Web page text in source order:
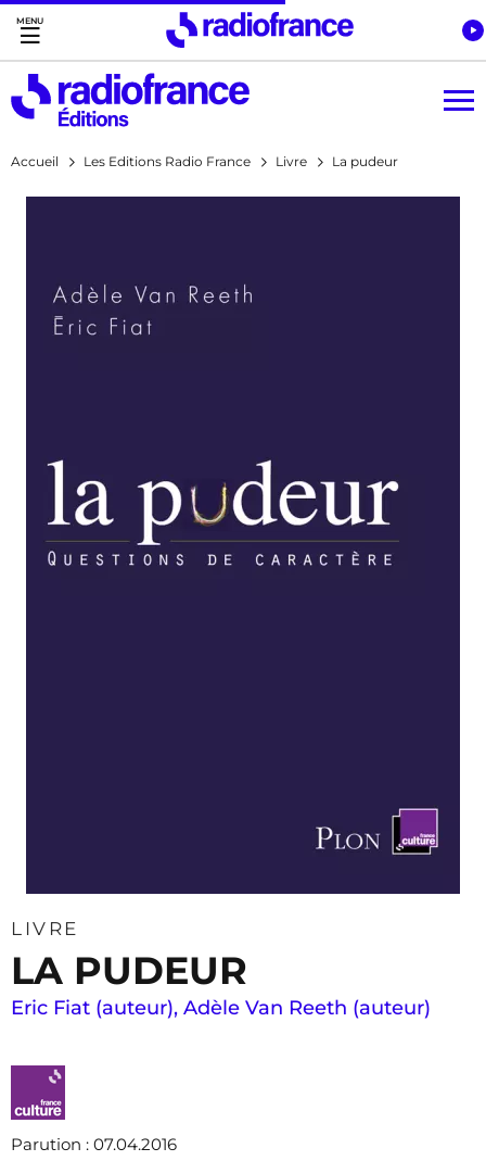
Accès direct :
Menu principal
Contenu
Accueil Les Editions Radio France Livre La pudeur
LIVRE
LA PUDEUR
Eric Fiat (auteur), Adèle Van Reeth (auteur)
Parution : 07.04.2016